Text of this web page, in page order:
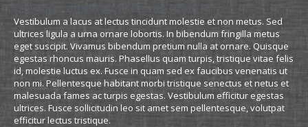
Quisque egestas rhoncus mauris
Vestibulum a lacus at lectus tincidunt molestie et non metus. Sed
ultrices ligula a urna ornare lobortis. In bibendum fringilla metus
eget suscipit. Vivamus bibendum pretium nulla at ornare. Quisque
egestas rhoncus mauris. Phasellus quam turpis, tristique vitae felis
id, molestie luctus ex. Fusce in quam sed ex faucibus venenatis ut
non mi. Pellentesque habitant morbi tristique senectus et netus et
malesuada fames ac turpis egestas. Vestibulum efficitur egestas
ultrices. Fusce sollicitudin leo sit amet sem pellentesque, volutpat
efficitur lectus tristique.